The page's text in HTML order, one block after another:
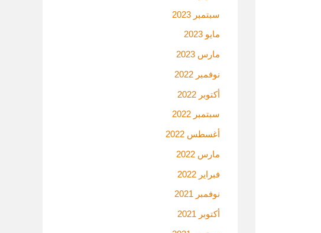
سبتمبر 2023
مايو 2023
مارس 2023
نوفمبر 2022
أكتوبر 2022
سبتمبر 2022
أغسطس 2022
مارس 2022
فبراير 2022
نوفمبر 2021
أكتوبر 2021